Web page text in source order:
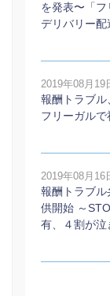
を発表〜「
デリバリー
2019年08月19
報酬トラブル
フリーガル
2019年08月16
報酬トラブ
供開始 ～
有、４割が泣